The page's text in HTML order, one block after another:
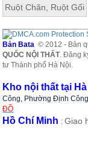
Ruột Chăn, Ruột Gối
Bản Bata © 2012 - Bản
QUỐC NỘI THẤT. Đăng
tư Thành phố Hà Nội.
Kho nội thất tại
Công, Phường Định
ĐỒ
Hồ Chí Minh :Giao